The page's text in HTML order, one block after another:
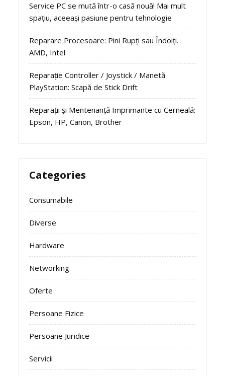
Service PC se mută într-o casă nouă! Mai mult
spațiu, aceeași pasiune pentru tehnologie
Reparare Procesoare: Pini Rupți sau Îndoiți.
AMD, Intel
Reparație Controller / Joystick / Manetă
PlayStation: Scapă de Stick Drift
Reparații și Mentenanță Imprimante cu Cerneală:
Epson, HP, Canon, Brother
Categories
Consumabile
Diverse
Hardware
Networking
Oferte
Persoane Fizice
Persoane Juridice
Servicii